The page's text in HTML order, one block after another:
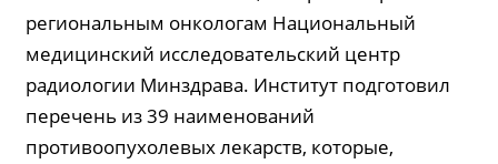
региональным онкологам Национальный
медицинский исследовательский центр
радиологии Минздрава. Институт подготовил
перечень из 39 наименований
противоопухолевых лекарств, которые,